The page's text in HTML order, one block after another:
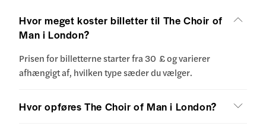
Hvor meget koster billetter til The Choir of
Man i London?
Prisen for billetterne starter fra 30 £ og varierer
afhængigt af, hvilken type sæder du vælger.
Hvor opføres The Choir of Man i London?